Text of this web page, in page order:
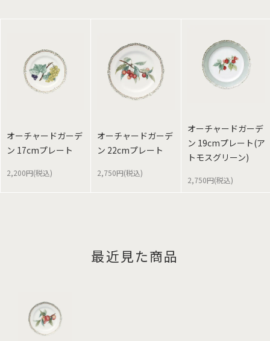
オーチャードガーデ
ン 17cmプレート
2,200円(税込)
オーチャードガーデ
ン 22cmプレート
2,750円(税込)
オーチャードガーデ
ン 19cmプレート(ア
トモスグリーン)
2,750円(税込)
最近見た商品